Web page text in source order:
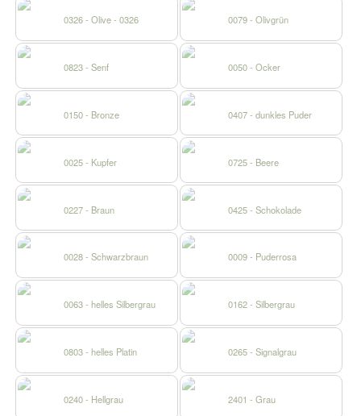
0326 - Olive - 0326 0079 - Olivgrün
0823 - Senf 0050 - Ocker
0150 - Bronze 0407 - dunkles Puder
0025 - Kupfer 0725 - Beere
0227 - Braun 0425 - Schokolade
0028 - Schwarzbraun 0009 - Puderrosa
0063 - helles Silbergrau 0162 - Silbergrau
0803 - helles Platin 0265 - Signalgrau
0240 - Hellgrau 2401 - Grau